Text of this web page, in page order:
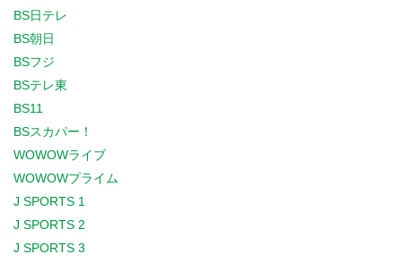
BS日テレ
BS朝日
BSフジ
BSテレ東
BS11
BSスカパー！
WOWOWライブ
WOWOWプライム
J SPORTS 1
J SPORTS 2
J SPORTS 3